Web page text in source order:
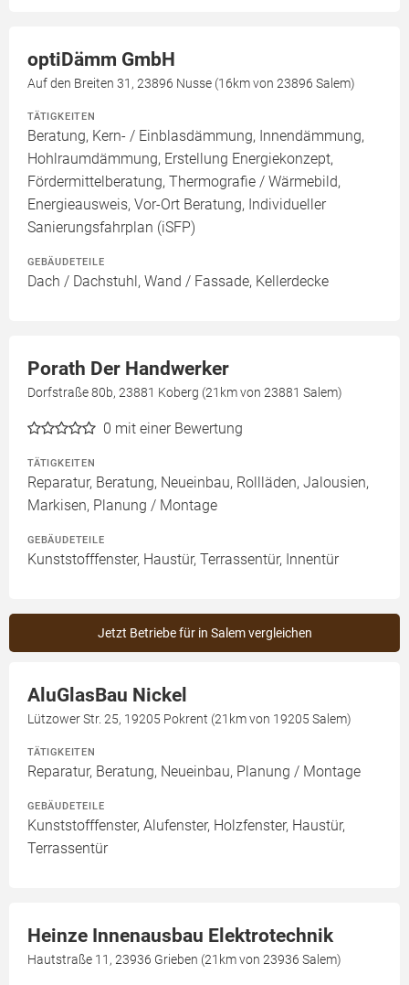
optiDämm GmbH
Auf den Breiten 31, 23896 Nusse (16km von 23896 Salem)
TÄTIGKEITEN
Beratung, Kern- / Einblasdämmung, Innendämmung,
Hohlraumdämmung, Erstellung Energiekonzept,
Fördermittelberatung, Thermografie / Wärmebild,
Energieausweis, Vor-Ort Beratung, Individueller
Sanierungsfahrplan (iSFP)
GEBÄUDETEILE
Dach / Dachstuhl, Wand / Fassade, Kellerdecke
Porath Der Handwerker
Dorfstraße 80b, 23881 Koberg (21km von 23881 Salem)
0 mit einer Bewertung
TÄTIGKEITEN
Reparatur, Beratung, Neueinbau, Rollläden, Jalousien,
Markisen, Planung / Montage
GEBÄUDETEILE
Kunststofffenster, Haustür, Terrassentür, Innentür
Jetzt Betriebe für in Salem vergleichen
AluGlasBau Nickel
Lützower Str. 25, 19205 Pokrent (21km von 19205 Salem)
TÄTIGKEITEN
Reparatur, Beratung, Neueinbau, Planung / Montage
GEBÄUDETEILE
Kunststofffenster, Alufenster, Holzfenster, Haustür,
Terrassentür
Heinze Innenausbau Elektrotechnik
Hautstraße 11, 23936 Grieben (21km von 23936 Salem)